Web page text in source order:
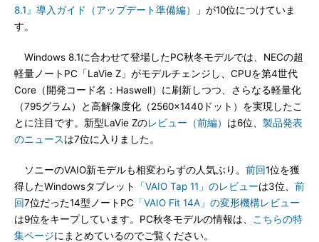
8.1』導入ガイド（アップデート準備編）
」が10位につけていま
す。
Windows 8.1に合わせて登場したPC秋冬モデルでは、NECの超
軽量ノートPC「LaVie Z」がモデルチェンジし、CPUを第4世代
Core（開発コード名：Haswell）に刷新しつつ、さらなる軽量化
（795グラム）と高解像度化（2560×1440ドット）を実現したこ
とに注目です。新型LaVie Zのレビュー（前編） は6位、 製品発表
のニュースは7位に入りました。
ソニーのVAIO新モデルも相変わらずの人気ぶり。 前回1位を獲
得したWindowsタブレット
「VAIO Tap 11」のレビューは3位、 前
回7位だった14型ノートPC 「VAIO Fit 14A」の変形機構レビュー
は9位をキープしています。PC秋冬モデルの情報は、
こちらの特
集ページにまとめているのでご覧ください。